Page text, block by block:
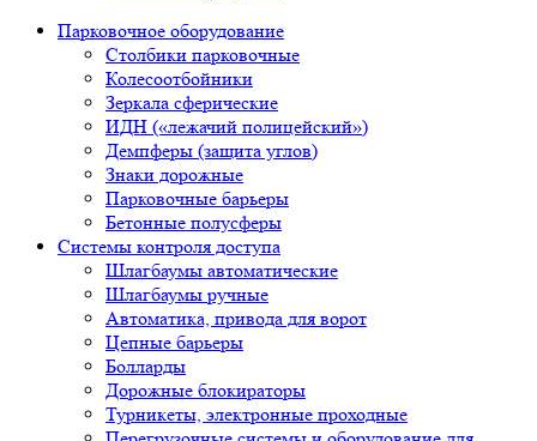
Парковочное оборудование
Столбики парковочные
Колесоотбойники
Зеркала сферические
ИДН («лежачий полицейский»)
Демпферы (защита углов)
Знаки дорожные
Парковочные барьеры
Бетонные полусферы
Системы контроля доступа
Шлагбаумы автоматические
Шлагбаумы ручные
Автоматика, привода для ворот
Цепные барьеры
Болларды
Дорожные блокираторы
Турникеты, электронные проходные